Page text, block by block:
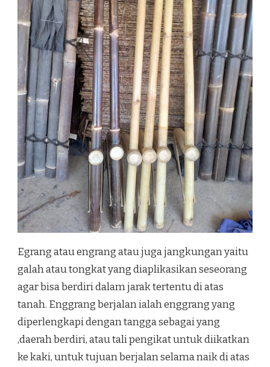
Egrang atau engrang atau juga jangkungan yaitu
galah atau tongkat yang diaplikasikan seseorang
agar bisa berdiri dalam jarak tertentu di atas
tanah. Enggrang berjalan ialah enggrang yang
diperlengkapi dengan tangga sebagai yang
,daerah berdiri, atau tali pengikat untuk diikatkan
ke kaki, untuk tujuan berjalan selama naik di atas